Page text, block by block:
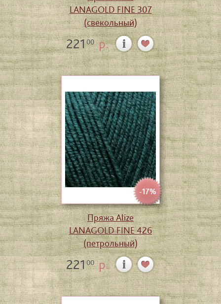
LANAGOLD FINE 307
(свекольный)
22100р.
-17%
Пряжа Alize
LANAGOLD FINE 426
(петрольный)
22100р.